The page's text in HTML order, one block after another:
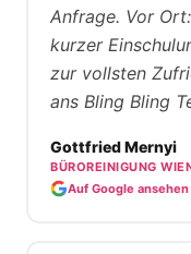
Anfrage. Vor
kurzer
zur vollsten
ans Bling Bling
Gottfried Mernyi
BÜROREINIGUNG
Auf Google ansehen